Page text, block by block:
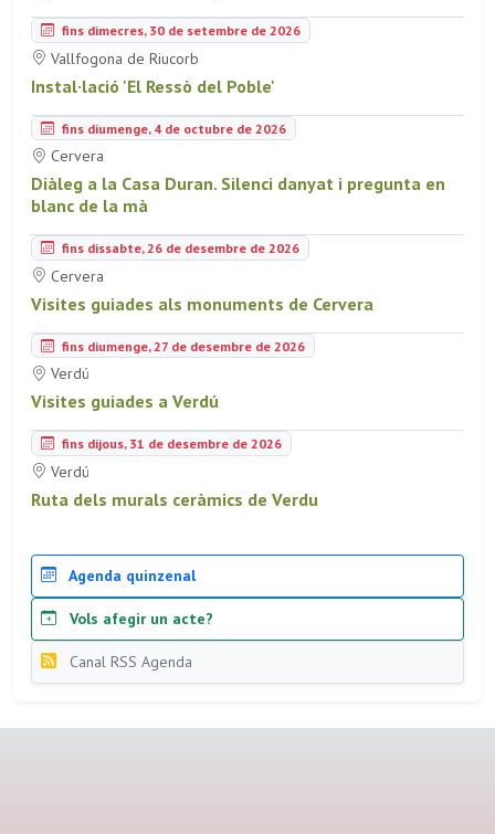
fins dimecres, 30 de setembre de 2026
Vallfogona de Riucorb
Instal·lació 'El Ressò del Poble'
fins diumenge, 4 de octubre de 2026
Cervera
Diàleg a la Casa Duran. Silenci danyat i pregunta en
blanc de la mà
fins dissabte, 26 de desembre de 2026
Cervera
Visites guiades als monuments de Cervera
fins diumenge, 27 de desembre de 2026
Verdú
Visites guiades a Verdú
fins dijous, 31 de desembre de 2026
Verdú
Ruta dels murals ceràmics de Verdu
Agenda quinzenal
Vols afegir un acte?
Canal RSS Agenda